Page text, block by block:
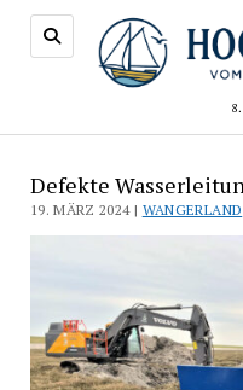
Defekte
19. MÄRZ 2024 | WANGERLAND